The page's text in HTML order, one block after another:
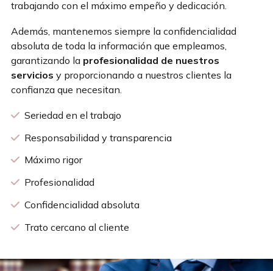
trabajando con el máximo empeño y dedicación.
Además, mantenemos siempre la confidencialidad
absoluta de toda la información que empleamos,
garantizando la profesionalidad de nuestros
servicios y proporcionando a nuestros clientes la
confianza que necesitan.
Seriedad en el trabajo
Responsabilidad y transparencia
Máximo rigor
Profesionalidad
Confidencialidad absoluta
Trato cercano al cliente